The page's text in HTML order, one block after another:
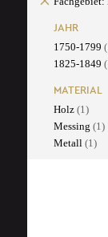
JAHR
1750-1799
1825-1849
MATERIAL
Holz (1)
Messing (1)
Metall (1)